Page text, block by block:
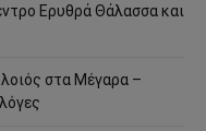
Ερυθρά Θάλασσα και
στα Μέγαρα –